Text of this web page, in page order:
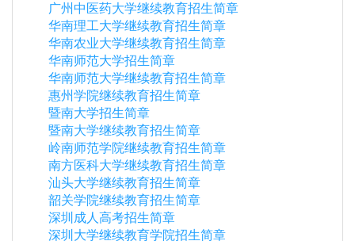
广州中医药大学继续教育招生简章
华南理工大学继续教育招生简章
华南农业大学继续教育招生简章
华南师范大学招生简章
华南师范大学继续教育招生简章
惠州学院继续教育招生简章
暨南大学招生简章
暨南大学继续教育招生简章
岭南师范学院继续教育招生简章
南方医科大学继续教育招生简章
汕头大学继续教育招生简章
韶关学院继续教育招生简章
深圳成人高考招生简章
深圳大学继续教育学院招生简章